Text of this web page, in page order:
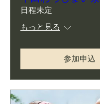
日程未定
もっと見る
参加申込